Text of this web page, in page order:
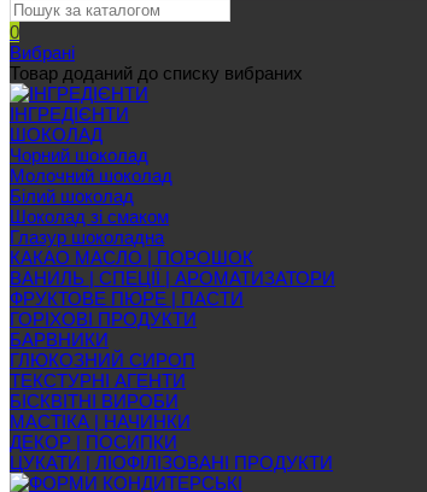
0
Вибрані
Товар доданий до списку вибраних
ІНГРЕДІЄНТИ
ШОКОЛАД
Чорний шоколад
Молочний шоколад
Білий шоколад
Шоколад зі смаком
Глазур шоколадна
КАКАО МАСЛО | ПОРОШОК
ВАНИЛЬ | СПЕЦІЇ | АРОМАТИЗАТОРИ
ФРУКТОВЕ ПЮРЕ | ПАСТИ
ГОРІХОВІ ПРОДУКТИ
БАРВНИКИ
ГЛЮКОЗНИЙ СИРОП
ТЕКСТУРНІ АГЕНТИ
БІСКВІТНІ ВИРОБИ
МАСТІКА | НАЧИНКИ
ДЕКОР | ПОСИПКИ
ЦУКАТИ | ЛІОФІЛІЗОВАНІ ПРОДУКТИ